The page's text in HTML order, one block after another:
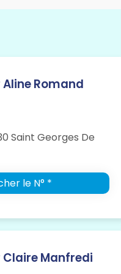
Romand
Saint Georges De
le N° *
Manfredi